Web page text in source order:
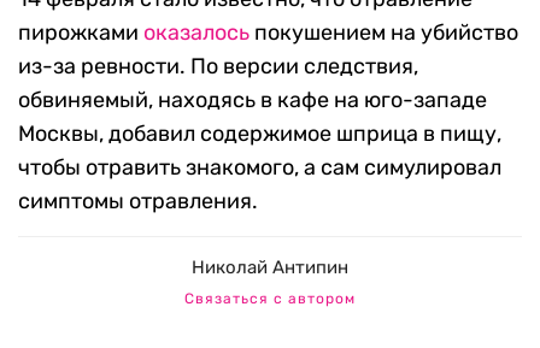
пирожками оказалось покушением на убийство
из-за ревности. По версии следствия,
обвиняемый, находясь в кафе на юго-западе
Москвы, добавил содержимое шприца в пищу,
чтобы отравить знакомого, а сам симулировал
симптомы отравления.
Николай Антипин
Связаться с автором